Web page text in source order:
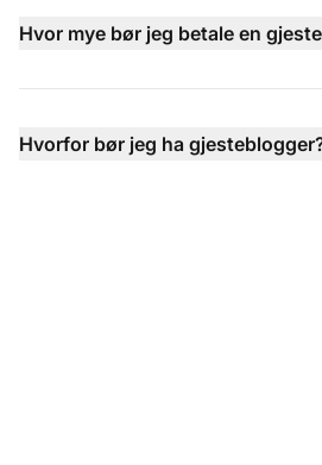
Hvor mye bør jeg betale en
Hvorfor bør jeg ha